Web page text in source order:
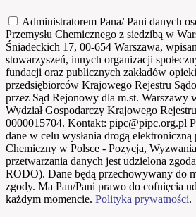
Administratorem Pana/ Pani danych
Przemysłu Chemicznego z siedzibą w
Śniadeckich 17, 00-654 Warszawa,
stowarzyszeń, innych organizacji
fundacji oraz publicznych zakładów
przedsiębiorców Krajowego Rejestru
przez Sąd Rejonowy dla m.st. Warszawy
Wydział Gospodarczy Krajowego
0000015704. Kontakt: pipc@pipc.org.pl
dane w celu wysłania drogą elektroniczną
Chemiczny w Polsce - Pozycja,
przetwarzania danych jest udzielona
RODO). Dane będą przechowywany do
zgody. Ma Pan/Pani prawo do cofnięcia
każdym momencie. Polityka prywatności.